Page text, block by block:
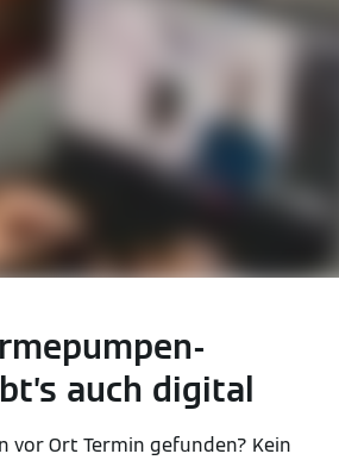
auch digital
vor Ort Termin gefunden? Kein